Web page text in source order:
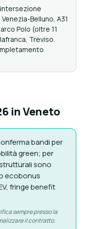
Belluno, A31
Polo (oltre 11
Treviso.
in Veneto
bandi per
green; per
sono
ecobonus
fringe benefit
sempre presso la
il contratto.